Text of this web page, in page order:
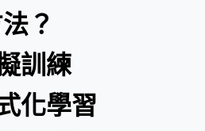
？
訓練
化學習